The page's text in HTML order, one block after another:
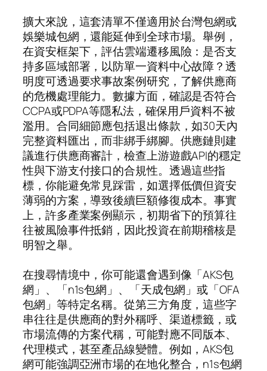
擴大來說，這套清單不僅適用於台灣包網或
娛樂城包網，還能延伸到全球市場。舉例，
在資安框架下，評估雲端遷移風險：是否支
持多區域部署，以防單一資料中心故障？透
明度可透過要求事故案例研究，了解供應商
的危機處理能力。數據方面，確認是否符合
CCPA或PDPA等隱私法，確保用戶資料不被
濫用。合同細節應包括退出條款，如30天內
完整資料匯出，而非綁手綁腳。供應鏈則建
議進行供應商審計，檢查上游遊戲API的穩定
性與下游支付接口的合規性。透過這些指
標，你能避免常見踩雷，如選擇低價但資安
薄弱的方案，導致後續巨額修復成本。事實
上，許多產業案例顯示，初期省下的預算往
往被風險事件抵銷，因此投資在前期稽核是
明智之舉。
在搜尋情境中，你可能還會遇到像「AKS包
網」、「n1s包網」、「天成包網」或「OFA
包網」等特定名稱。從第三方角度，這些字
串往往是供應商的對外稱呼、渠道標籤，或
市場流傳的方案代稱，可能對應不同版本、
代理模式，甚至產品線變體。例如，AKS包
網可能強調亞洲市場的在地化整合，n1s包網